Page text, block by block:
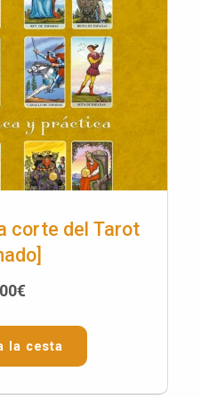
corte del Tarot
€
la cesta